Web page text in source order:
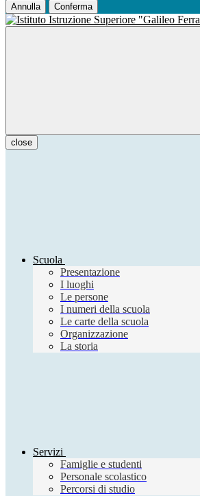
Annulla Conferma
close
Scuola
Presentazione
I luoghi
Le persone
I numeri della scuola
Le carte della scuola
Organizzazione
La storia
Servizi
Famiglie e studenti
Personale scolastico
Percorsi di studio